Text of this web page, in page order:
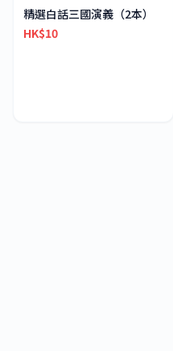
精選白話三國演義（2本）
HK$10